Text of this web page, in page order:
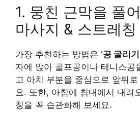
1. 뭉친 근막을 풀
마사지 & 스트레칭
가장 추천하는 방법은 ‘공 굴리기
자에 앉아 골프공이나 테니스공
고 아치 부분을 중심으로 앞뒤
요. 또한, 아침에 침대에서 내려
칭을 꼭 습관화해 보세요.